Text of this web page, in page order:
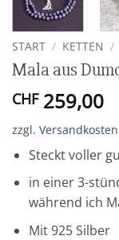
START / KETTEN /
Mala aus
CHF259,00
zzgl. Versandkosten
Steckt voller
in einer 3-
während ich
Mit 925 Silber